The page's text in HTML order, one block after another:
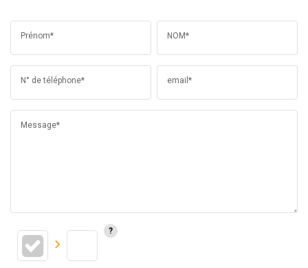
Prénom* NOM*
N° de téléphone* email*
Message*